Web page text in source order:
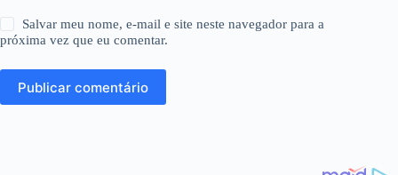
Salvar meu nome, e-mail e site neste navegador para a
próxima vez que eu comentar.
Publicar comentário